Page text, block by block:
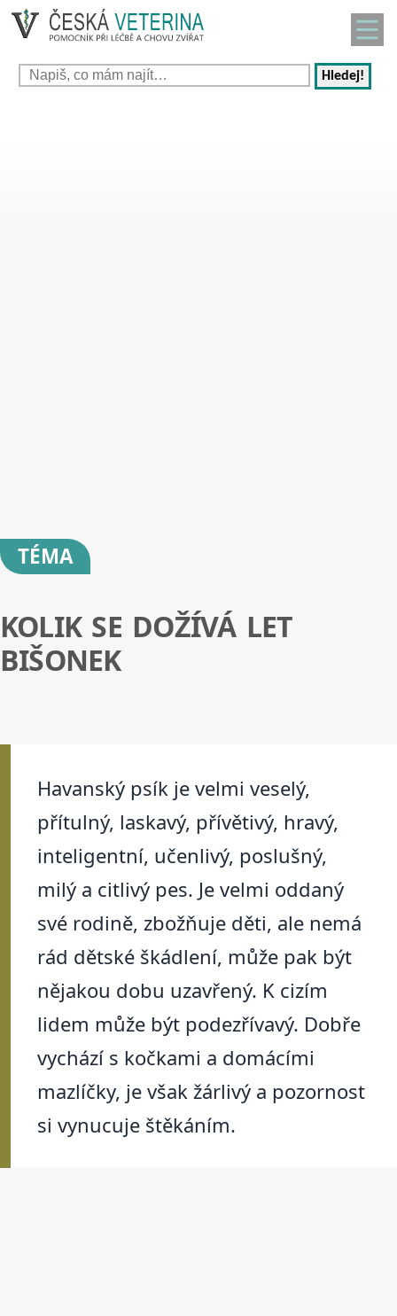
Hledej!
TÉMA
KOLIK SE DOŽÍVÁ LET
BIŠONEK
Havanský psík je velmi veselý,
přítulný, laskavý, přívětivý, hravý,
inteligentní, učenlivý, poslušný,
milý a citlivý pes. Je velmi oddaný
své rodině, zbožňuje děti, ale nemá
rád dětské škádlení, může pak být
nějakou dobu uzavřený. K cizím
lidem může být podezřívavý. Dobře
vychází s kočkami a domácími
mazlíčky, je však žárlivý a pozornost
si vynucuje štěkáním.